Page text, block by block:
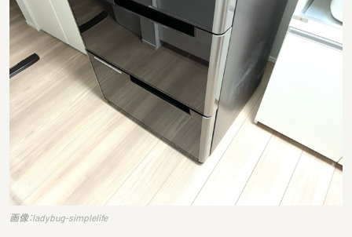
画像：ladybug-simplelife